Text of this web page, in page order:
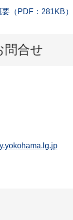
（PDF：281KB）
問合せ